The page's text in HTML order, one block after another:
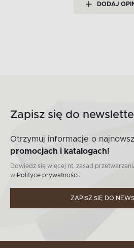
DODAJ
Zapisz się do
Otrzymuj informacje o
promocjach i katalogach!
Dowiedz się więcej nt. zasad
w Polityce prywatności.
ZAPISZ SIĘ DO